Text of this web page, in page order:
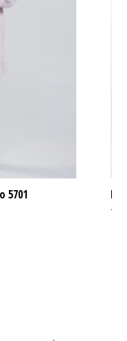
5701